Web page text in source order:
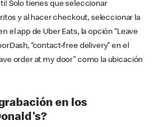
Solo tienes que seleccionar
y al hacer checkout, seleccionar la
el app de Uber Eats, la opción “Leave
“contact-free delivery” en el
order at my door” como la ubicación
en los